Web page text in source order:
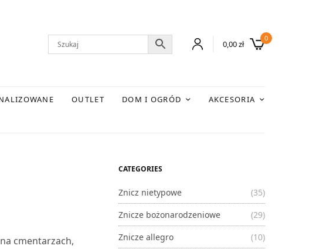
0,00zł
0
OUTLET DOM I OGRÓD
AKCESORIA
cmentarzach,
CATEGORIES
Znicz nietypowe
(35)
Znicze bożonarodzeniowe
(29)
Znicze allegro
(10)